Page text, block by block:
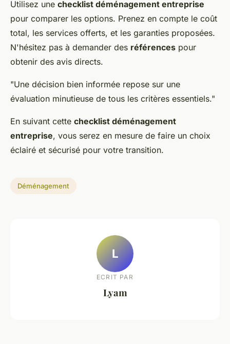
Utilisez une checklist déménagement entreprise
pour comparer les options. Prenez en compte le coût
total, les services offerts, et les garanties proposées.
N'hésitez pas à demander des références pour
obtenir des avis directs.
"Une décision bien informée repose sur une
évaluation minutieuse de tous les critères essentiels."
En suivant cette checklist déménagement
entreprise, vous serez en mesure de faire un choix
éclairé et sécurisé pour votre transition.
Déménagement
L
ECRIT PAR
Lyam